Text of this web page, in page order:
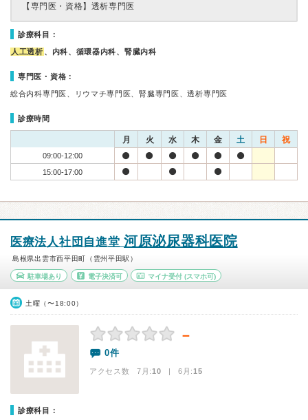
【専門医・資格】 透析専門医
診療科目：
人工透析 、内科、循環器内科、腎臓内科
専門医・資格：
総合内科専門医、リウマチ専門医、腎臓専門医、透析専門医
診療時間
月 火 水 木 金 土 日 祝
09:00-12:00
15:00-17:00
医療法人社団自進堂 河原泌尿器科医院
島根県出雲市西平田町（雲州平田駅）
駐車場あり 電子決済可 マイナ受付 (スマホ可)
土曜（〜18:00）
－
0件
アクセス数 7月:10 | 6月:15
診療科目：